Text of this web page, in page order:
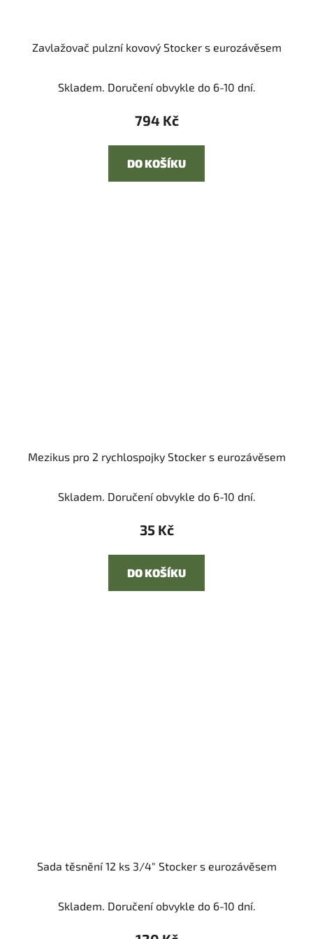
Zavlažovač pulzní kovový Stocker s eurozávěsem
Skladem. Doručení obvykle do 6-10 dní.
794 Kč
DO KOŠÍKU
Mezikus pro 2 rychlospojky Stocker s eurozávěsem
Skladem. Doručení obvykle do 6-10 dní.
35 Kč
DO KOŠÍKU
Sada těsnění 12 ks 3/4" Stocker s eurozávěsem
Skladem. Doručení obvykle do 6-10 dní.